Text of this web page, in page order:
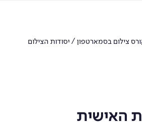
צילום בסמארטפון / יסודות הצילום
האישית